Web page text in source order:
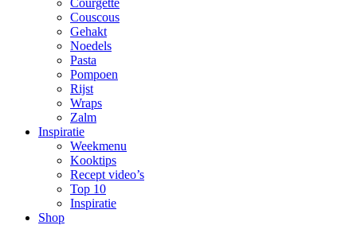
Courgette
Couscous
Gehakt
Noedels
Pasta
Pompoen
Rijst
Wraps
Zalm
Inspiratie
Weekmenu
Kooktips
Recept video’s
Top 10
Inspiratie
Shop